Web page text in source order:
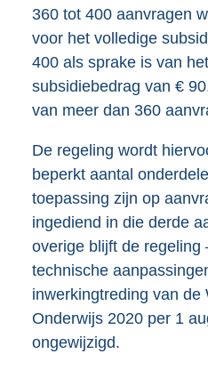
360 tot 400 aanvragen
voor het volledige
400 als sprake is van
subsidiebedrag van €
van meer dan 360
De regeling wordt
beperkt aantal
toepassing zijn op
ingediend in die derde
overige blijft de regeling
technische
inwerkingtreding van de
Onderwijs 2020 per 1
ongewijzigd.